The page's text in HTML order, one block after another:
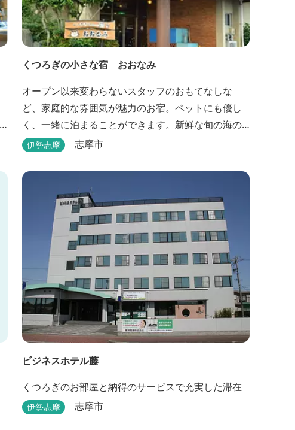
くつろぎの小さな宿 おおなみ
オープン以来変わらないスタッフのおもてなしな
ど、家庭的な雰囲気が魅力のお宿。ペットにも優し
く、一緒に泊まることができます。新鮮な旬の海の
幸などお食事も楽しめます。
伊勢志摩 志摩市
ビジネスホテル藤
くつろぎのお部屋と納得のサービスで充実した滞在
伊勢志摩 志摩市